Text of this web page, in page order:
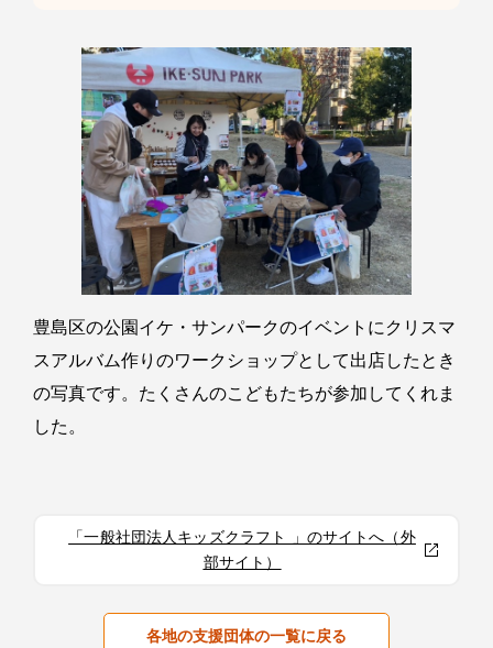
豊島区の公園イケ・サンパークのイベントにクリスマ
スアルバム作りのワークショップとして出店したとき
の写真です。たくさんのこどもたちが参加してくれま
した。
「一般社団法人キッズクラフト 」のサイトへ（外
部サイト）
各地の支援団体の一覧に戻る